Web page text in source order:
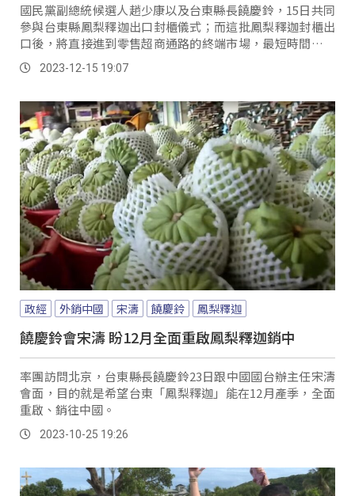
國民黨副總統候選人趙少康以及台東縣長饒慶鈴，15日共同
參與台東縣鳳梨釋迦出口封櫃儀式；而這批鳳梨釋迦封櫃出
口後，將直接進到零售超商通路的終端市場，最短時間內供
應給消費者。
2023-12-15 19:07
政經 外銷中國 宋濤 饒慶鈴 鳳梨釋迦
饒慶鈴會宋濤 盼12月全面重啟鳳梨釋迦銷中
率團訪問北京，台東縣長饒慶鈴23日跟中國國台辦主任宋濤
會面，目的就是希望台東「鳳梨釋迦」能在12月產季，全面
重啟、銷往中國。
2023-10-25 19:26